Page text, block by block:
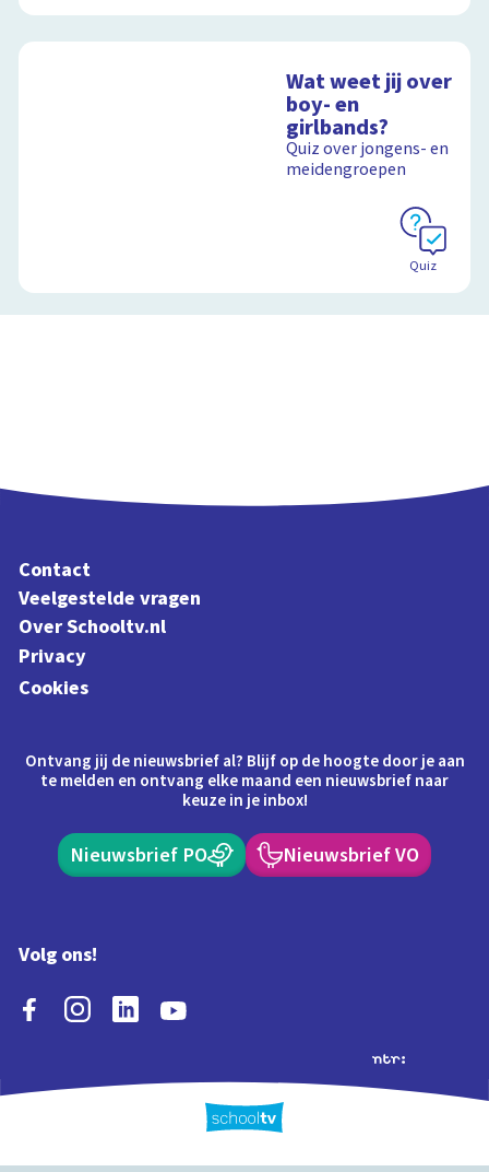
Wat weet jij over
boy- en
girlbands?
Quiz over jongens- en
meidengroepen
Quiz
Contact
Veelgestelde vragen
Over Schooltv.nl
Privacy
Cookies
Ontvang jij de nieuwsbrief al? Blijf op de hoogte door je aan
te melden en ontvang elke maand een nieuwsbrief naar
keuze in je inbox!
Nieuwsbrief PO Nieuwsbrief VO
Volg ons!